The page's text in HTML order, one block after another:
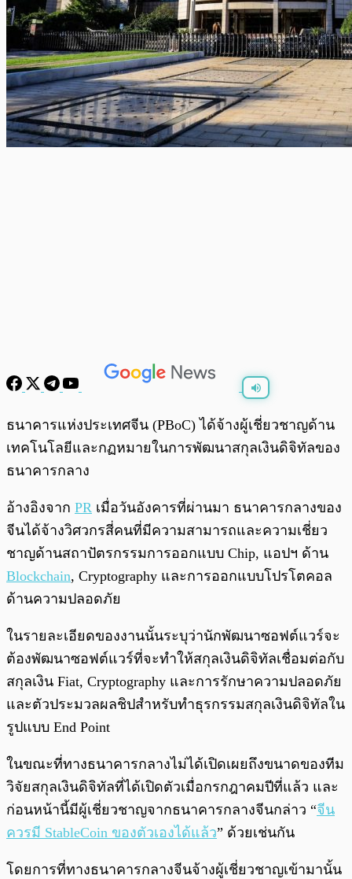
พร้อมเล่น 0:00
ธนาคารแห่งประเทศจีน (PBoC) ได้จ้างผู้เชี่ยวชาญด้าน
เทคโนโลยีและกฏหมายในการพัฒนาสกุลเงินดิจิทัลของ
ธนาคารกลาง
อ้างอิงจาก PR เมื่อวันอังคารที่ผ่านมา ธนาคารกลางของ
จีนได้จ้างวิศวกรสี่คนที่มีความสามารถและความเชี่ยว
ชาญด้านสถาปัตรกรรมการออกแบบ Chip, แอปฯ ด้าน
Blockchain, Cryptography และการออกแบบโปรโตคอล
ด้านความปลอดภัย
ในรายละเอียดของงานนั้นระบุว่านักพัฒนาซอฟต์แวร์จะ
ต้องพัฒนาซอฟต์แวร์ที่จะทำให้สกุลเงินดิจิทัลเชื่อมต่อกับ
สกุลเงิน Fiat, Cryptography และการรักษาความปลอดภัย
และตัวประมวลผลชิปสำหรับทำธุรกรรมสกุลเงินดิจิทัลใน
รูปแบบ End Point
ในขณะที่ทางธนาคารกลางไม่ได้เปิดเผยถึงขนาดของทีม
วิจัยสกุลเงินดิจิทัลที่ได้เปิดตัวเมื่อกรกฎาคมปีที่แล้ว และ
ก่อนหน้านี้มีผู้เชี่ยวชาญจากธนาคารกลางจีนกล่าว “จีน
ควรมี StableCoin ของตัวเองได้แล้ว” ด้วยเช่นกัน
โดยการที่ทางธนาคารกลางจีนจ้างผู้เชี่ยวชาญเข้ามานั้น